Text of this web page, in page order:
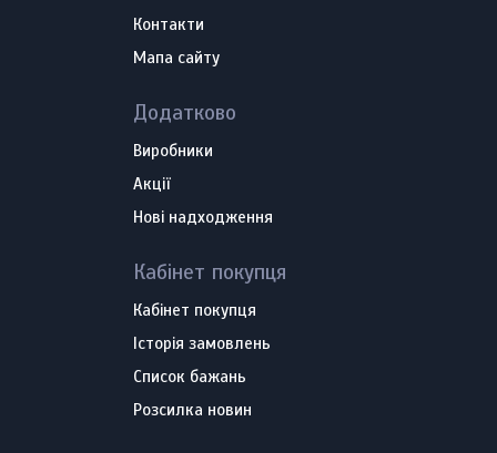
Контакти
Мапа сайту
Додатково
Виробники
Акції
Нові надходження
Кабінет покупця
Кабінет покупця
Історія замовлень
Список бажань
Розсилка новин